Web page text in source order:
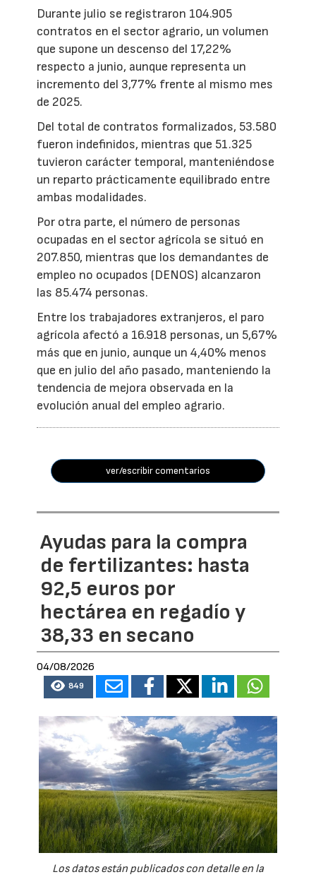
Durante julio se registraron 104.905
contratos en el sector agrario, un volumen
que supone un descenso del 17,22%
respecto a junio, aunque representa un
incremento del 3,77% frente al mismo mes
de 2025.
Del total de contratos formalizados, 53.580
fueron indefinidos, mientras que 51.325
tuvieron carácter temporal, manteniéndose
un reparto prácticamente equilibrado entre
ambas modalidades.
Por otra parte, el número de personas
ocupadas en el sector agrícola se situó en
207.850, mientras que los demandantes de
empleo no ocupados (DENOS) alcanzaron
las 85.474 personas.
Entre los trabajadores extranjeros, el paro
agrícola afectó a 16.918 personas, un 5,67%
más que en junio, aunque un 4,40% menos
que en julio del año pasado, manteniendo la
tendencia de mejora observada en la
evolución anual del empleo agrario.
ver/escribir comentarios
Ayudas para la compra
de fertilizantes: hasta
92,5 euros por
hectárea en regadío y
38,33 en secano
04/08/2026
849
Los datos están publicados con detalle en la